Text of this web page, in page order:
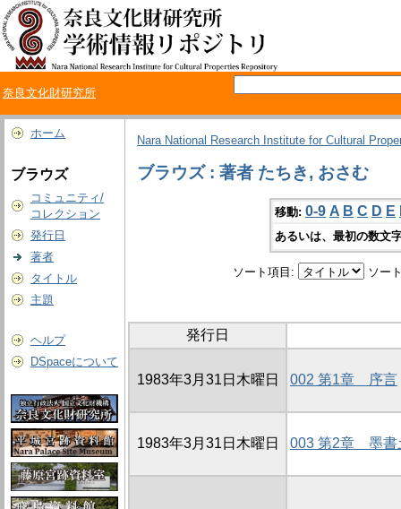
奈良文化財研究所
ホーム
ブラウズ
コミュニティ/
コレクション
発行日
著者
タイトル
主題
ヘルプ
DSpaceについて
Nara National Research Institute for Cultural
ブラウズ : 著者 たちき, おさむ
移動: 0-9 A B C D E
あるいは、最初の数文
ソート項目: ソー
発行日
1983年3月31日木曜日 002 第1章 序言
1983年3月31日木曜日 003 第2章 墨書